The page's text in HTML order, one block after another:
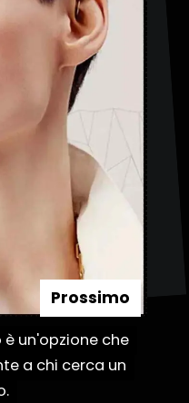
un'opzione che
a chi cerca un
un'opzione che
a chi cerca un
Prossimo